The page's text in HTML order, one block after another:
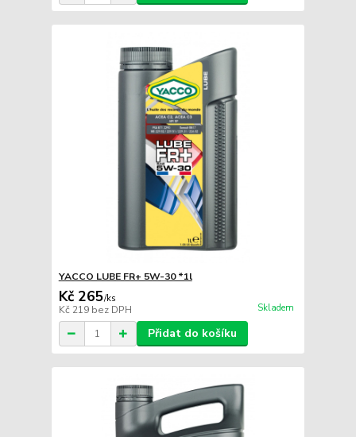
YACCO LUBE FR+ 5W-30 *1l
Kč 265/ks
Kč 219 bez DPH Skladem
Přidat do košíku